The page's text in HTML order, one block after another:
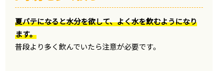
夏バテになると水分を欲して、よく水を飲むようになり
ます。
普段より多く飲んでいたら注意が必要です。